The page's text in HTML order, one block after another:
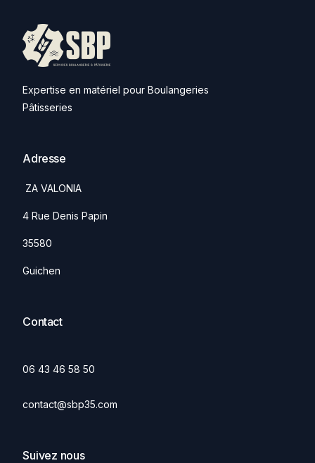
Expertise en matériel pour Boulangeries
Pâtisseries
Adresse
ZA VALONIA
4 Rue Denis Papin
35580
Guichen
Contact
06 43 46 58 50
contact@sbp35.com
Suivez nous